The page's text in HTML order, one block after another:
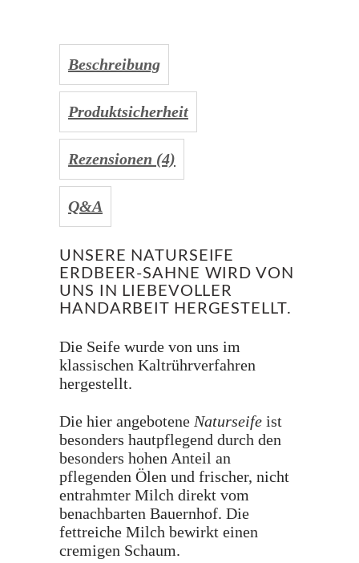
Beschreibung
Produktsicherheit
Rezensionen (4)
Q&A
UNSERE NATURSEIFE
ERDBEER-SAHNE WIRD VON
UNS IN LIEBEVOLLER
HANDARBEIT HERGESTELLT.
Die Seife wurde von uns im
klassischen Kaltrührverfahren
hergestellt.
Die hier angebotene Naturseife ist
besonders hautpflegend durch den
besonders hohen Anteil an
pflegenden Ölen und frischer, nicht
entrahmter Milch direkt vom
benachbarten Bauernhof. Die
fettreiche Milch bewirkt einen
cremigen Schaum.